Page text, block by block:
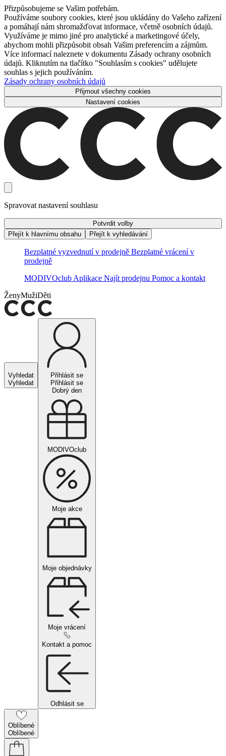
Přizpůsobujeme se Vašim potřebám.
Používáme soubory cookies, které jsou ukládány do Vašeho zařízení
a pomáhají nám shromažďovat informace, včetně osobních údajů.
Využíváme je mimo jiné pro analytické a marketingové účely,
abychom mohli přizpůsobit obsah Vašim preferencím a zájmům.
Více informací naleznete v dokumentu Zásady ochrany osobních
údajů. Kliknutím na tlačítko "Souhlasím s cookies" udělujete
souhlas s jejich používáním.
Zásady ochrany osobních údajů
Přijmout všechny cookies
Nastavení cookies
Spravovat nastavení souhlasu
Potvrdit volby
Přejít k hlavnímu obsahu
Přejít k vyhledávání
Bezplatné vyzvednutí v prodejně Bezplatné vrácení v
prodejně
MODIVOclub Aplikace Najít prodejnu Pomoc a kontakt
ŽenyMužiDěti
Vyhledat
Vyhledat
Přihlásit se
Přihlásit se
Dobrý den
MODIVOclub
Moje akce
Moje objednávky
Moje vrácení
Kontakt a pomoc
Odhlásit se
Oblíbené
Oblíbené